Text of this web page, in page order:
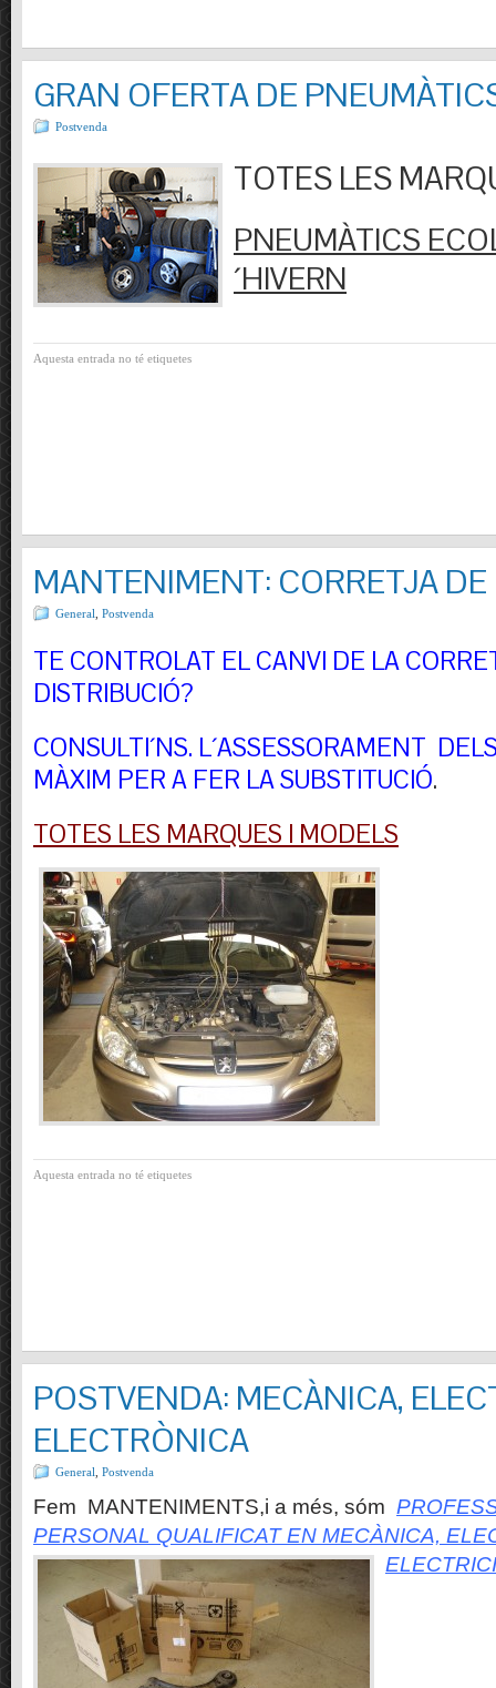
GRAN OFERTA DE
Postvenda
TOTES LES
PNEUMÀTICS
´HIVERN
Aquesta entrada no té etiquetes
MANTENIMENT: CORRETJA
General Postvenda
TE CONTROLAT EL CANVI DE LA
DISTRIBUCIÓ?
CONSULTI´NS. L´ASSESSORAMENT
MÀXIM PER A FER LA SUBSTITUCIÓ.
TOTES LES MARQUES I MODELS
Aquesta entrada no té etiquetes
POSTVENDA: MECÀNICA,
ELECTRÒNICA
General Postvenda
Fem MANTENIMENTS,i a més, sóm
PERSONAL QUALIFICAT EN MECÀNICA,